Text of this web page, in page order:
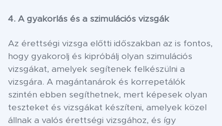
4. A gyakorlás és a szimulációs vizsgák
Az érettségi vizsga előtti időszakban az is fontos,
hogy gyakorolj és kipróbálj olyan szimulációs
vizsgákat, amelyek segítenek felkészülni a
vizsgára. A magántanárok és korrepetálók
szintén ebben segíthetnek, mert képesek olyan
teszteket és vizsgákat készíteni, amelyek közel
állnak a valós érettségi vizsgához, és így